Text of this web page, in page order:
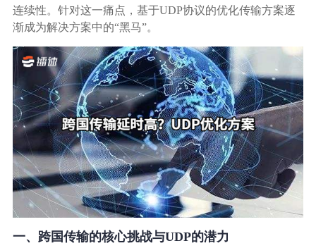
数据迁移
数据协作
数据分发
行业应用解决方案
政府机构
广告媒体
帮助中心
连续性。针对这一痛点，基于UDP协议的优化传输方案逐
渐成为解决方案中的“黑马”。
一、跨国传输的核心挑战与UDP的潜力